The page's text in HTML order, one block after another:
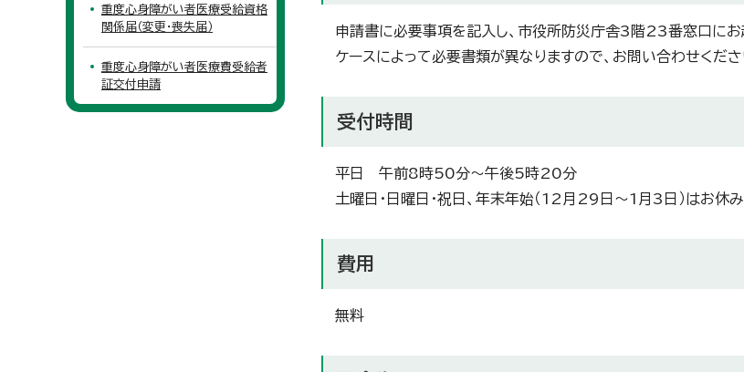
申請書に必要事項を記入し、市役所防災庁舎3階23番窓口にお
ケースによって必要書類が異なりますので、お問い合わせくださ
受付時間
平日 午前8時50分～午後5時20分
土曜日・日曜日・祝日、年末年始（12月29日～1月3日）はお休み
費用
無料
重度心身障がい者医療受給資格
関係届（変更・喪失届）
重度心身障がい者医療費受給者
証交付申請